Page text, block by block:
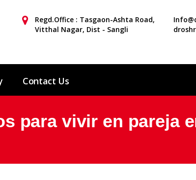
Regd.Office : Tasgaon-Ashta Road,
Vitthal Nagar, Dist - Sangli
Contact Us
para vivir en pareja